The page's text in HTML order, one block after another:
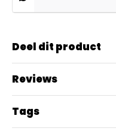
Deel dit product
Reviews
Tags